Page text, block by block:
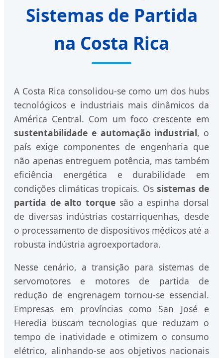
Sistemas de Partida
na Costa Rica
A Costa Rica consolidou-se como um dos hubs
tecnológicos e industriais mais dinâmicos da
América Central. Com um foco crescente em
sustentabilidade e automação industrial, o
país exige componentes de engenharia que
não apenas entreguem potência, mas também
eficiência energética e durabilidade em
condições climáticas tropicais. Os sistemas de
partida de alto torque são a espinha dorsal
de diversas indústrias costarriquenhas, desde
o processamento de dispositivos médicos até a
robusta indústria agroexportadora.
Nesse cenário, a transição para sistemas de
servomotores e motores de partida de
redução de engrenagem tornou-se essencial.
Empresas em províncias como San José e
Heredia buscam tecnologias que reduzam o
tempo de inatividade e otimizem o consumo
elétrico, alinhando-se aos objetivos nacionais